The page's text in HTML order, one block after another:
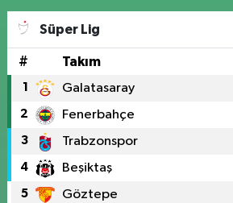
Süper Lig
# Takım
1 Galatasaray
2 Fenerbahçe
3 Trabzonspor
4 Beşiktaş
5 Göztepe